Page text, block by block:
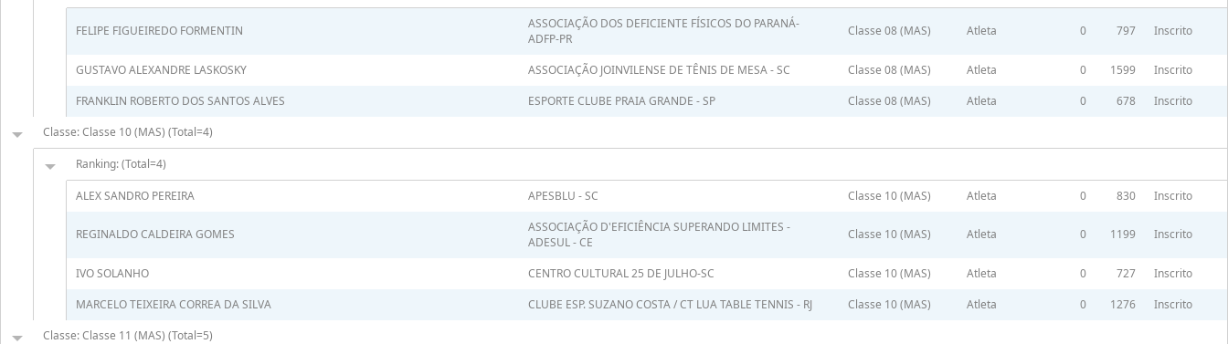
FELIPE FIGUEIREDO FORMENTIN
ASSOCIAÇÃO DOS DEFICIENTE FÍSICOS DO PARANÁ-
ADFP-PR
Classe 08 (MAS) Atleta 0 797 Inscrito
GUSTAVO ALEXANDRE LASKOSKY ASSOCIAÇÃO JOINVILENSE DE TÊNIS DE MESA - SC Classe 08 (MAS) Atleta 0 1599
Inscrito
FRANKLIN ROBERTO DOS SANTOS ALVES
ESPORTE CLUBE PRAIA GRANDE - SP Classe 08 (MAS) Atleta 0 678
Inscrito
Classe: Classe 10 (MAS) (Total=4)
Ranking: (Total=4)
ALEX SANDRO PEREIRA APESBLU - SC Classe 10 (MAS) Atleta 0 830 Inscrito
REGINALDO CALDEIRA GOMES
ASSOCIAÇÃO D'EFICIÊNCIA SUPERANDO LIMITES -
ADESUL - CE
Classe 10 (MAS) Atleta 0 1199 Inscrito
IVO SOLANHO CENTRO CULTURAL 25 DE JULHO-SC Classe 10 (MAS) Atleta 0 727
Inscrito
MARCELO TEIXEIRA CORREA DA SILVA
CLUBE ESP. SUZANO COSTA / CT LUA TABLE TENNIS - RJ Classe 10 (MAS) Atleta 0 1276
Inscrito
Classe: Classe 11 (MAS) (Total=5)